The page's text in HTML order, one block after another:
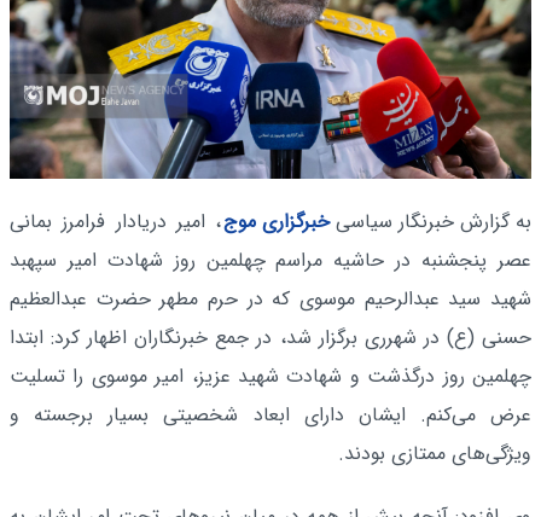
به گزارش خبرنگار سیاسیخبرگزاری موج، امیر دریادار فرامرز بمانی
عصر پنجشنبه در حاشیه مراسم چهلمین روز شهادت امیر سپهبد
شهید سید عبدالرحیم موسوی که در حرم مطهر حضرت عبدالعظیم
حسنی (ع) در شهرری برگزار شد، در جمع خبرنگاران اظهار کرد: ابتدا
چهلمین روز درگذشت و شهادت شهید عزیز، امیر موسوی را تسلیت
عرض می‌کنم. ایشان دارای ابعاد شخصیتی بسیار برجسته و
ویژگی‌های ممتازی بودند.